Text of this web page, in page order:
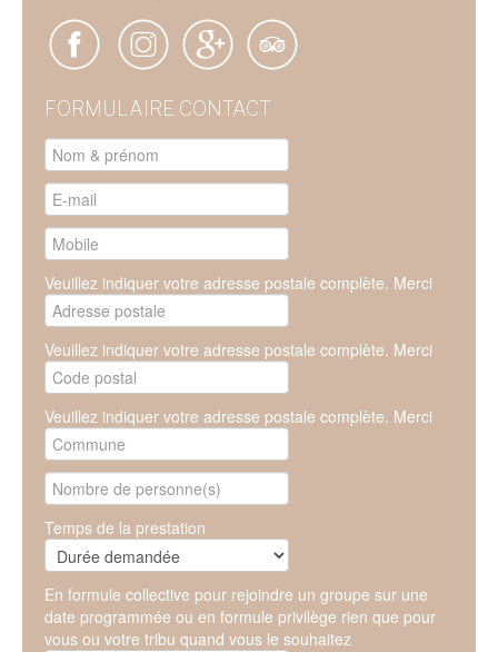
FORMULAIRE CONTACT
Veuillez indiquer votre adresse postale complète. Merci
Veuillez indiquer votre adresse postale complète. Merci
Veuillez indiquer votre adresse postale complète. Merci
Temps de la prestation
En formule collective pour rejoindre un groupe sur une
date programmée ou en formule privilège rien que pour
vous ou votre tribu quand vous le souhaitez